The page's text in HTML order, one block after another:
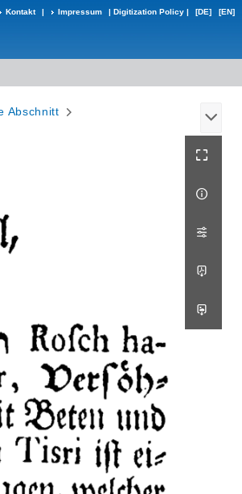
Kontakt | Impressum | Digitization Policy | [DE] [EN]
Abschnitt